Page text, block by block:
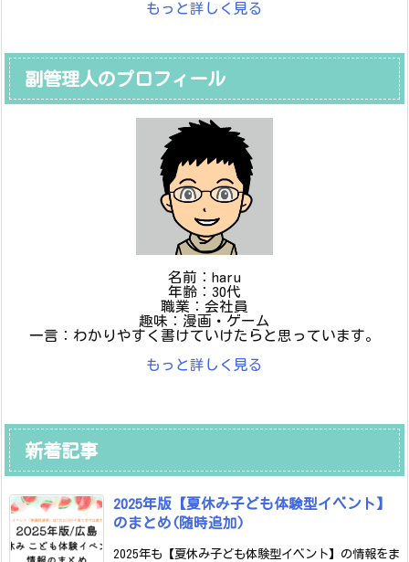
もっと詳しく見る
副管理人のプロフィール
名前：haru
年齢：30代
職業：会社員
趣味：漫画・ゲーム
一言：わかりやすく書けていけたらと思っています。
もっと詳しく見る
新着記事
2025年版【夏休み子ども体験型イベント】
のまとめ(随時追加)
2025年も【夏休み子ども体験型イベント】の情報をま